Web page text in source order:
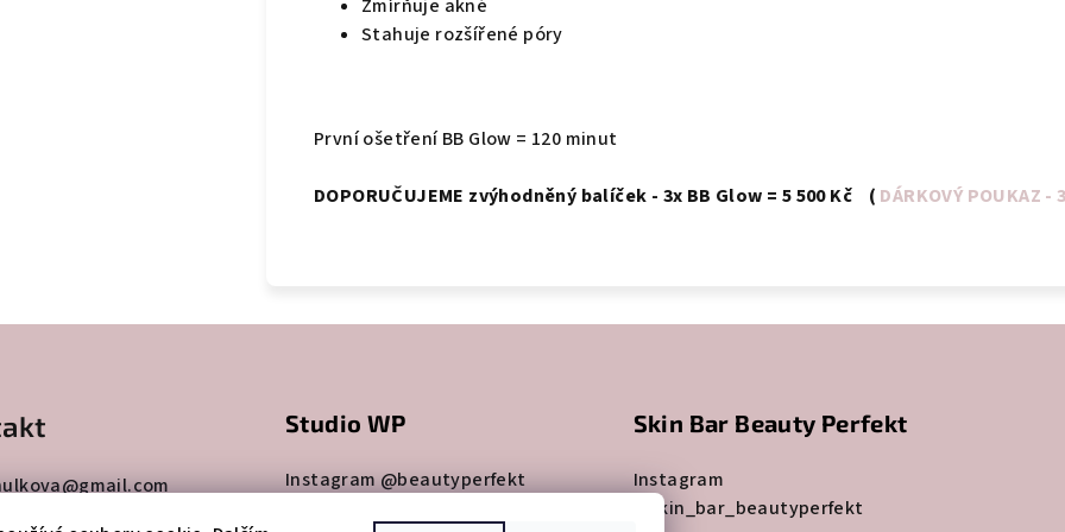
Zmírňuje akné
Stahuje rozšířené póry
První ošetření BB Glow = 120 minut
DOPORUČUJEME zvýhodněný balíček - 3x BB Glow = 5 500 Kč ( DÁRKOVÝ POUKAZ
@gmail.com
Studio WP
Instagram @beautyperfekt
Skin Bar Beauty Perfekt
Instagram
@skin_bar_beautyperfekt